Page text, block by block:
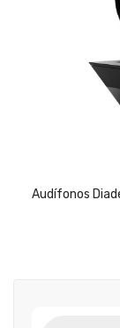
Audífonos